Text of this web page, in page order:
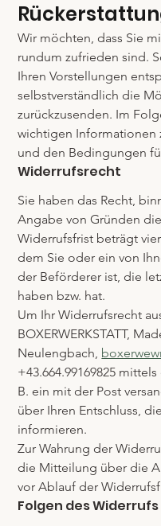
Wir möchten, dass Sie
rundum zufrieden sind.
Ihren Vorstellungen
selbstverständlich die
zurückzusenden. Im
wichtigen Informationen
und den Bedingungen
Widerrufsrecht
Sie haben das Recht,
Angabe von Gründen
Widerrufsfrist beträgt
dem Sie oder ein von
der Beförderer ist, die
haben bzw. hat.
Um Ihr Widerrufsrecht
BOXERWERKSTATT,
Neulengbach,
+43.664.99169825
B. ein mit der Post
über Ihren Entschluss,
informieren.
Zur Wahrung der
die Mitteilung über die
vor Ablauf der
Folgen des Widerrufs